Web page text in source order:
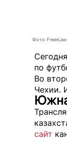
Фото:
по
Во
Чехии.
сайт